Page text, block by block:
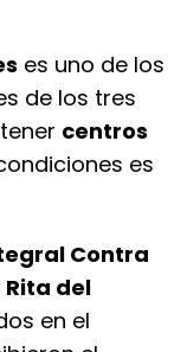
es uno de los
de los tres
centros
es
Contra
Rita del
en el